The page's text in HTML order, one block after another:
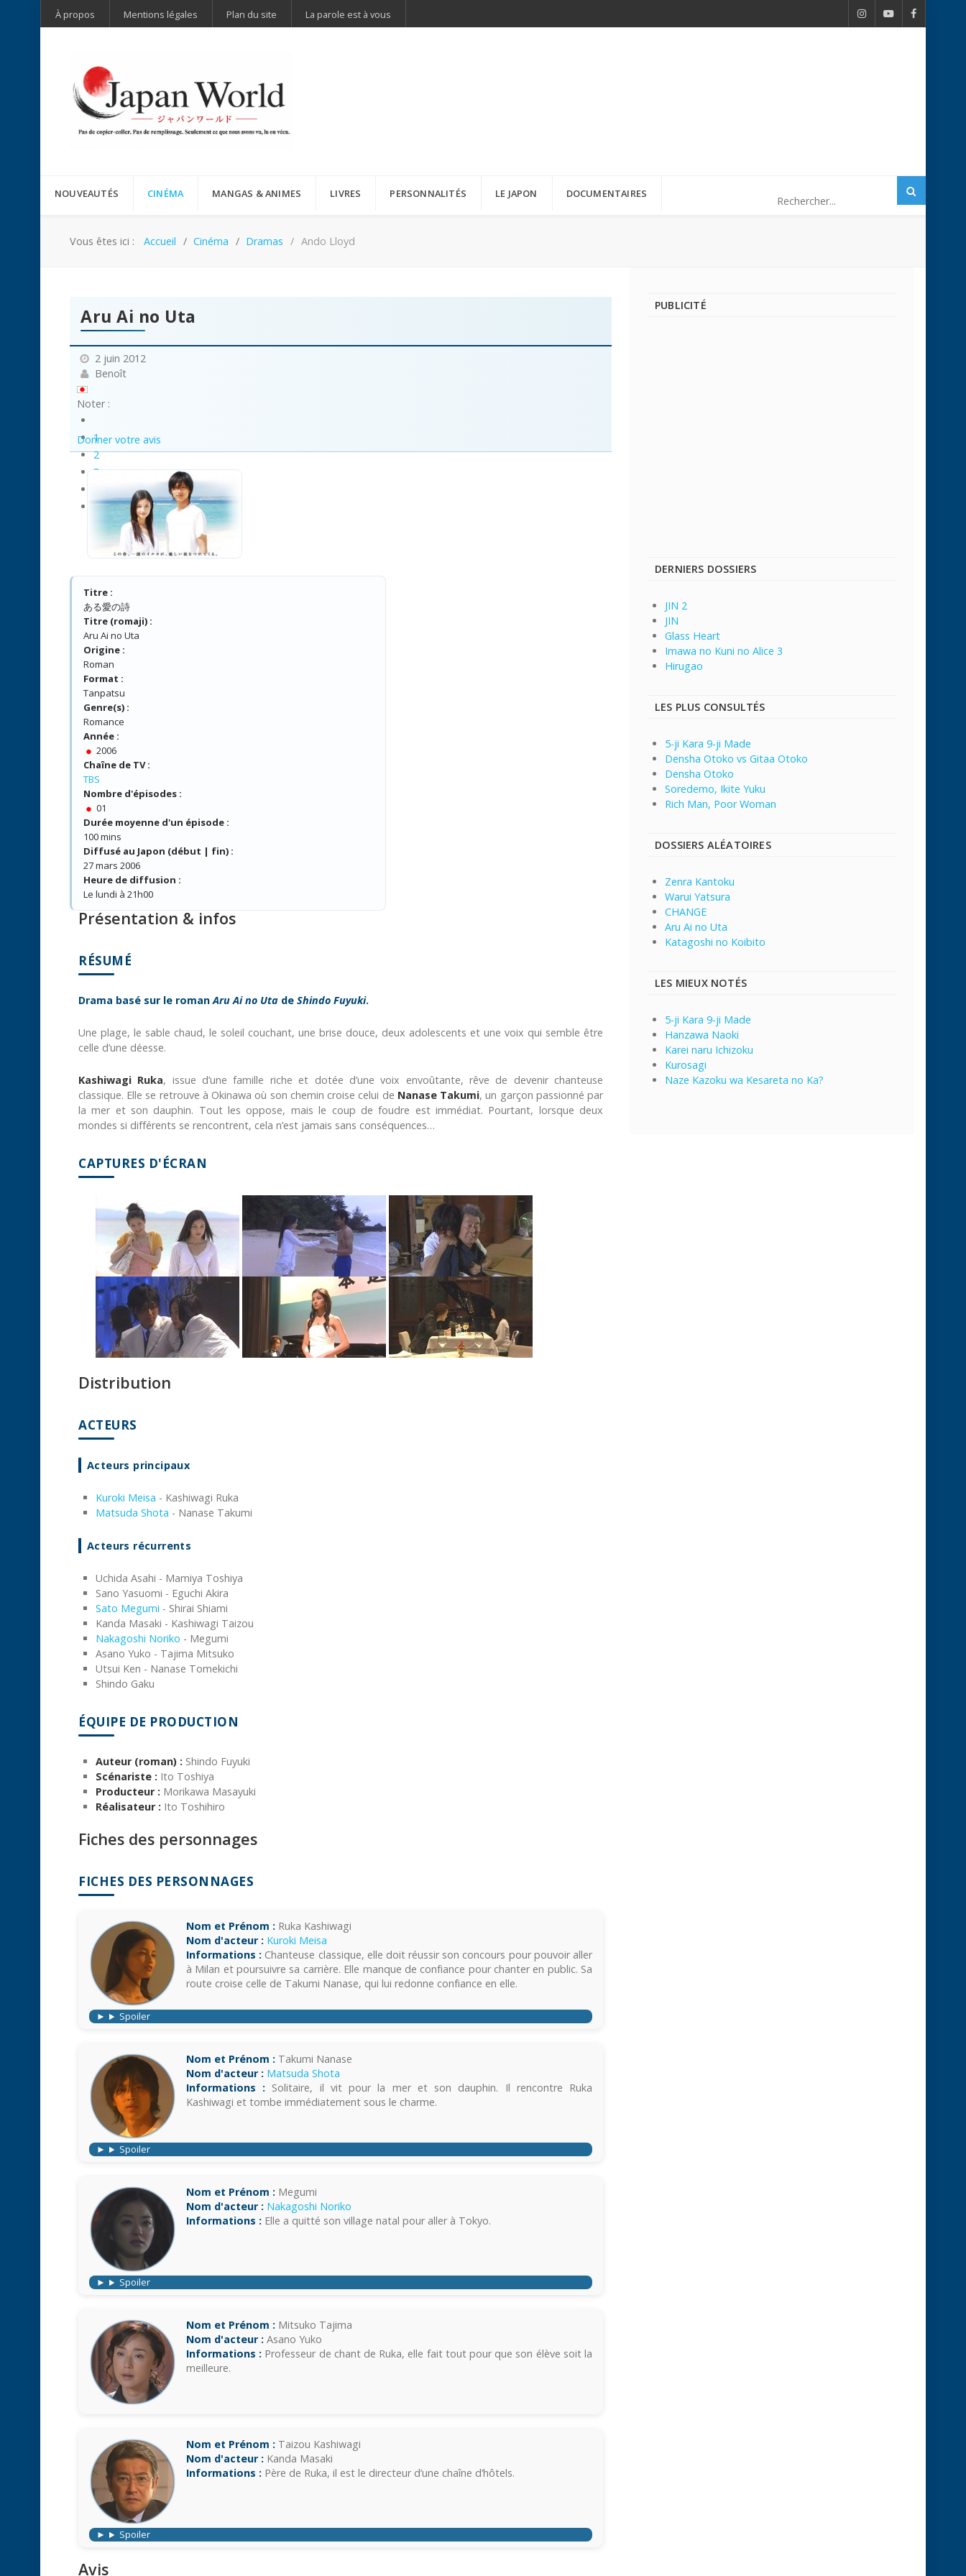
À propos Mentions légales Plan du site La parole est à vous
NOUVEAUTÉS CINÉMA MANGAS & ANIMES LIVRES PERSONNALITÉS LE JAPON DOCUMENTAIRES
Vous êtes ici : Accueil Cinéma Dramas Ando Lloyd
Aru Ai no Uta
2 juin 2012
Benoît
Noter :
1
2
3
5
Donner votre avis
Titre :
ある愛の詩
Titre (romaji) :
Aru Ai no Uta
Origine :
Roman
Format :
Tanpatsu
Genre(s) :
Romance
Année :
2006
Chaîne de TV :
TBS
Nombre d'épisodes :
01
Durée moyenne d'un épisode :
100 mins
Diffusé au Japon (début | fin) :
27 mars 2006
Heure de diffusion :
Le lundi à 21h00
Présentation & infos
RÉSUMÉ
Drama basé sur le romanAru Ai no Uta de Shindo Fuyuki.
Une plage, le sable chaud, le soleil couchant, une brise douce, deux adolescents et une voix qui semble être
celle d’une déesse.
Kashiwagi Ruka, issue d’une famille riche et dotée d’une voix envoûtante, rêve de devenir chanteuse
classique. Elle se retrouve à Okinawa où son chemin croise celui de Nanase Takumi, un garçon passionné par
la mer et son dauphin. Tout les oppose, mais le coup de foudre est immédiat. Pourtant, lorsque deux
mondes si différents se rencontrent, cela n’est jamais sans conséquences…
CAPTURES D'ÉCRAN
Distribution
ACTEURS
Acteurs principaux
Kuroki Meisa - Kashiwagi Ruka
Matsuda Shota - Nanase Takumi
Acteurs récurrents
Uchida Asahi - Mamiya Toshiya
Sano Yasuomi - Eguchi Akira
Sato Megumi - Shirai Shiami
Kanda Masaki - Kashiwagi Taizou
Nakagoshi Noriko - Megumi
Asano Yuko - Tajima Mitsuko
Utsui Ken - Nanase Tomekichi
Shindo Gaku
ÉQUIPE DE PRODUCTION
Auteur (roman) : Shindo Fuyuki
Scénariste : Ito Toshiya
Producteur : Morikawa Masayuki
Réalisateur : Ito Toshihiro
Fiches des personnages
FICHES DES PERSONNAGES
Nom et Prénom : Ruka Kashiwagi
Nom d'acteur : Kuroki Meisa
Informations : Chanteuse classique, elle doit réussir son concours pour pouvoir aller
à Milan et poursuivre sa carrière. Elle manque de confiance pour chanter en public. Sa
route croise celle de Takumi Nanase, qui lui redonne confiance en elle.
Spoiler
Nom et Prénom : Takumi Nanase
Nom d'acteur : Matsuda Shota
Informations : Solitaire, il vit pour la mer et son dauphin. Il rencontre Ruka
Kashiwagi et tombe immédiatement sous le charme.
Spoiler
Nom et Prénom : Megumi
Nom d'acteur : Nakagoshi Noriko
Informations : Elle a quitté son village natal pour aller à Tokyo.
Spoiler
Nom et Prénom : Mitsuko Tajima
Nom d'acteur : Asano Yuko
Informations : Professeur de chant de Ruka, elle fait tout pour que son élève soit la
meilleure.
Nom et Prénom : Taizou Kashiwagi
Nom d'acteur : Kanda Masaki
Informations : Père de Ruka, il est le directeur d’une chaîne d’hôtels.
Spoiler
Avis
PUBLICITÉ
DERNIERS DOSSIERS
JIN 2
JIN
Glass Heart
Imawa no Kuni no Alice 3
Hirugao
LES PLUS CONSULTÉS
5-ji Kara 9-ji Made
Densha Otoko vs Gitaa Otoko
Densha Otoko
Soredemo, Ikite Yuku
Rich Man, Poor Woman
DOSSIERS ALÉATOIRES
Zenra Kantoku
Warui Yatsura
CHANGE
Aru Ai no Uta
Katagoshi no Koibito
LES MIEUX NOTÉS
5-ji Kara 9-ji Made
Hanzawa Naoki
Karei naru Ichizoku
Kurosagi
Naze Kazoku wa Kesareta no Ka?